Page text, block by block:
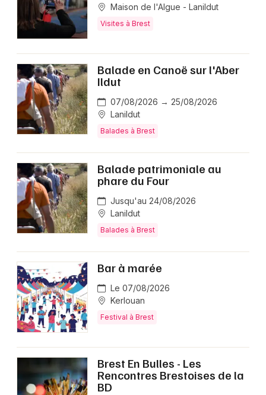
Maison de l'Algue - Lanildut
Visites à Brest
Balade en Canoë sur l'Aber
Ildut
07/08/2026 → 25/08/2026
Lanildut
Balades à Brest
Balade patrimoniale au
phare du Four
Jusqu'au 24/08/2026
Lanildut
Balades à Brest
Bar à marée
Le 07/08/2026
Kerlouan
Festival à Brest
Brest En Bulles - Les
Rencontres Brestoises de la
BD